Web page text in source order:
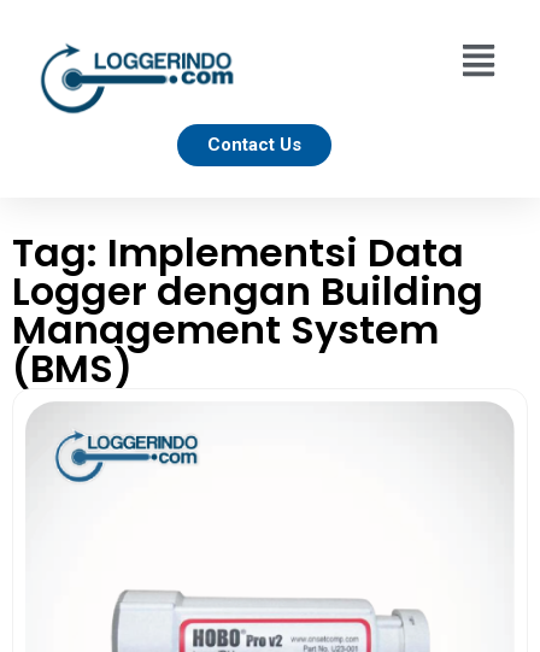
Contact Us
Tag: Implementsi Data
Logger dengan Building
Management System
(BMS)